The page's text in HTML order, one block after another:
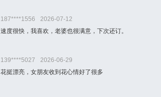
187****1556
2026-07-12
速度很快，我喜欢，老婆也很满意，下次还订。
139****5027
2026-06-29
花挺漂亮，女朋友收到花心情好了很多